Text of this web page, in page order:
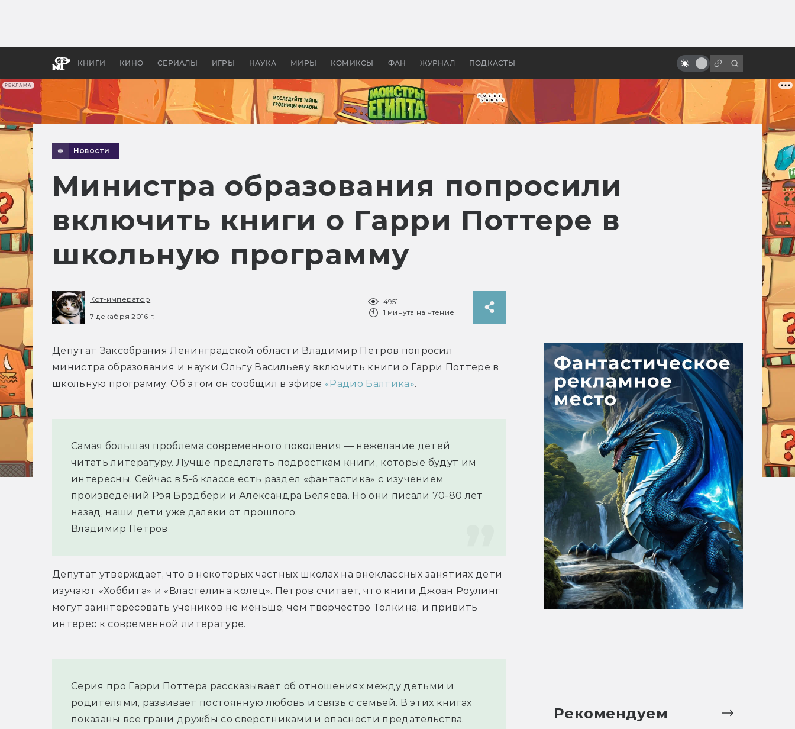
РЕКЛАМА
КНИГИ КИНО СЕРИАЛЫ ИГРЫ НАУКА МИРЫ КОМИКСЫ ФАН ЖУРНАЛ ПОДКАСТЫ
бы «Властелина колец»
Древней Грецией
создания «Донни Дарко»
Новости
Министра образования попросили
включить книги о Гарри Поттере в
школьную программу
Кот-император
7 декабря 2016 г.
4951
1 минута на чтение
Депутат Заксобрания Ленинградской области Владимир Петров попросил
министра образования и науки Ольгу Васильеву включить книги о Гарри Поттере в
школьную программу. Об этом он сообщил в эфире «Радио Балтика».
Самая большая проблема современного поколения — нежелание детей
читать литературу. Лучше предлагать подросткам книги, которые будут им
интересны. Сейчас в 5-6 классе есть раздел «фантастика» с изучением
произведений Рэя Брэдбери и Александра Беляева. Но они писали 70-80 лет
назад, наши дети уже далеки от прошлого.
Владимир Петров
Депутат утверждает, что в некоторых частных школах на внеклассных занятиях дети
изучают «Хоббита» и «Властелина колец». Петров считает, что книги Джоан Роулинг
могут заинтересовать учеников не меньше, чем творчество Толкина, и привить
интерес к современной литературе.
Серия про Гарри Поттера рассказывает об отношениях между детьми и
родителями, развивает постоянную любовь и связь с семьёй. В этих книгах
показаны все грани дружбы со сверстниками и опасности предательства.
Рекомендуем